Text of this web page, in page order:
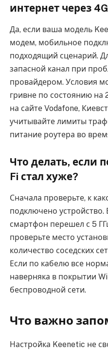
интернет через
Да, если ваша модель
модем, мобильное
подходящий сценарий.
запасной канал при
провайдером. Условия
гривне по состоянию на
на сайте Vodafone,
учитывайте лимиты
питание роутера во
Что делать, если
Fi стал хуже?
Сначала проверьте, к
подключено
смартфон перешел с 5
проверьте место
количество соседских
Если по кабелю все
наверняка в покрытии
беспроводной сети.
Что важно
Настройка Keenetic не